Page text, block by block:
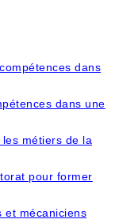
dans
dans une
métiers de la
pour former
et mécaniciens